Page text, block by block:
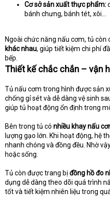
Cơ sở sản xuất thực phẩm:
bánh chưng, bánh tét, xôi…
Ngoài chức năng nấu cơm, tủ còn
khác nhau, giúp tiết kiệm chi phí
bếp.
Thiết kế chắc chắn – vận
Tủ nấu cơm trong hình được sản
chống gỉ sét và dễ dàng vệ sinh
giúp tủ hoạt động ổn định trong
Bên trong tủ có nhiều khay nấu
lượng gạo lớn. Khi hoạt động, hệ
nhanh chóng và đồng đều. Nhờ
hoặc sống.
Tủ còn được trang bịđồng hồ đo
dụng dễ dàng theo dõi quá trình
tốt và tiết kiệm nhiên liệu trong